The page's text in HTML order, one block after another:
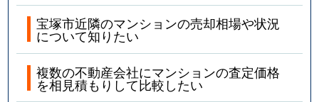
山手台東
3,800万円 山本(兵庫)
徒歩8
山本台
3,700万円 中山観音
徒歩13
山本台
3,800万円 中山観音
宝塚市近隣のマンションの売却相場や状況
について知りたい
複数の不動産会社にマンションの査定価格
を相見積もりして比較したい